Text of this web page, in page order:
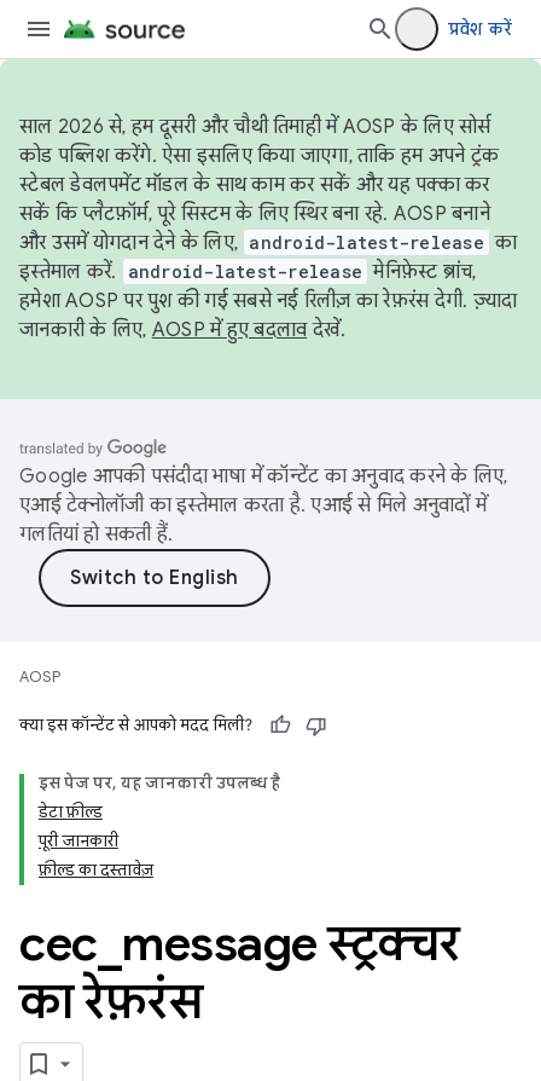
प्रवेश करें
साल 2026 से, हम दूसरी और चौथी तिमाही में AOSP के लिए सोर्स
कोड पब्लिश करेंगे. ऐसा इसलिए किया जाएगा, ताकि हम अपने ट्रंक
स्टेबल डेवलपमेंट मॉडल के साथ काम कर सकें और यह पक्का कर
सकें कि प्लैटफ़ॉर्म, पूरे सिस्टम के लिए स्थिर बना रहे. AOSP बनाने
और उसमें योगदान देने के लिए, android-latest-release का
इस्तेमाल करें.
android-latest-release मेनिफ़ेस्ट ब्रांच,
हमेशा AOSP पर पुश की गई सबसे नई रिलीज़ का रेफ़रंस देगी. ज़्यादा
जानकारी के लिए, AOSP में हुए बदलावदेखें.
Google आपकी पसंदीदा भाषा में कॉन्टेंट का अनुवाद करने के लिए,
एआई टेक्नोलॉजी का इस्तेमाल करता है. एआई से मिले अनुवादों में
गलतियां हो सकती हैं.
AOSP
क्या इस कॉन्टेंट से आपको मदद मिली?
इस पेज पर, यह जानकारी उपलब्ध है
डेटा फ़ील्ड
पूरी जानकारी
फ़ील्ड का दस्तावेज़
cec message स्ट्रक्चर
का रेफ़रंस